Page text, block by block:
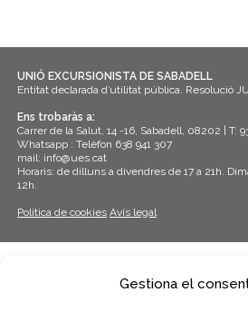
Gestiona el
UNIÓ EXCURSIONISTA DE SABADELL
Entitat declarada d’utilitat pública. Resolució
Ens trobaràs a:
Carrer de la Salut, 14 -16, Sabadell, 08202 | T:
Whatsapp : Telèfon 638 941 307
mail: info@ues.cat
Horaris: de dilluns a divendres de 17 a 21h.
12h.
Política de cookies Avís legal